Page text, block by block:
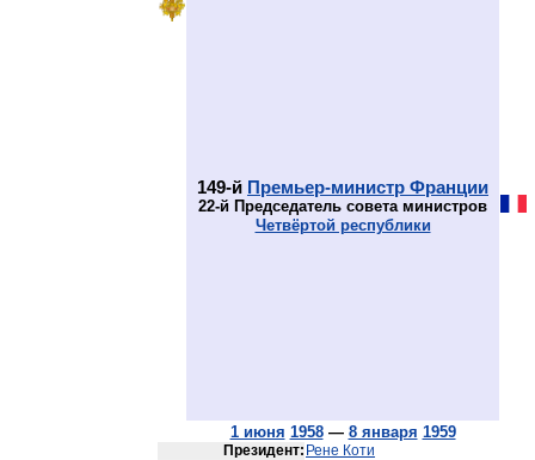
149-й Премьер-министр Франции
22-й Председатель совета министров
Четвёртой республики
1 июня 1958— 8 января 1959
Президент: Рене Коти